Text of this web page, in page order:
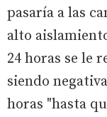
pasaría a las
alto
24 horas se le
siendo
horas "hasta